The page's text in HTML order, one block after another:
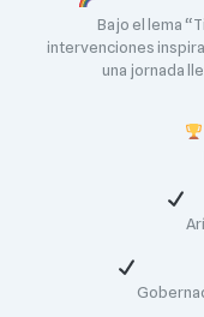
Bajo el lema
intervenciones
una jornada